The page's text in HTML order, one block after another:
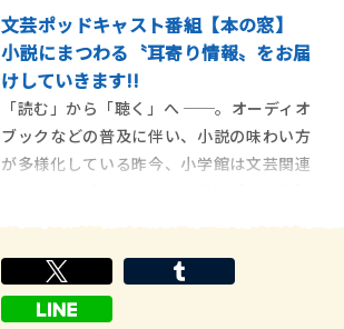
たく異なる作品でした。アフガニスタンか
らひとりきりで難民として逃れてきた少年
たちと、彼らが入居している施設の職員の
物語。その背景にあるのは、2015年に中東
やアフリカ、
文芸ポッドキャスト番組【本の窓】
小説にまつわる〝耳寄り情報〟をお届
けしていきます!!
「読む」から「聴く」へ ──。オーディオ
ブックなどの普及に伴い、小説の味わい方
が多様化している昨今、小学館は文芸関連
談、編集者による舞台裏などのコンテンツ
を、毎週木曜日に更新する予定です。番組